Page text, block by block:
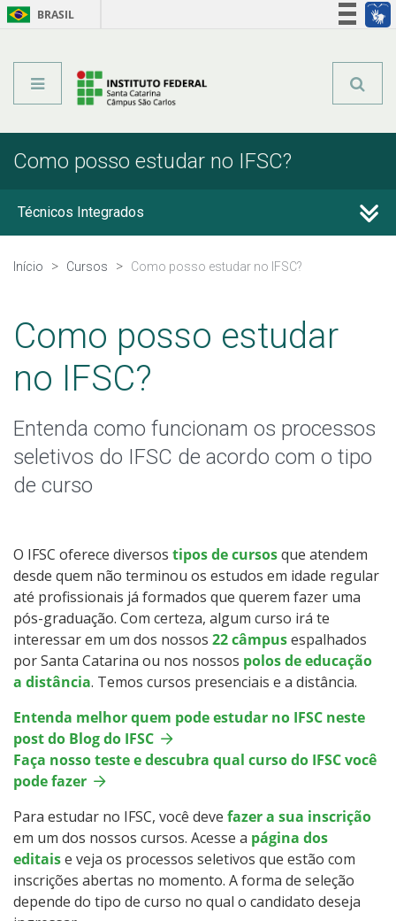
BRASIL
Como posso estudar no IFSC?
Técnicos Integrados
Técnicos Concomitantes
Qualificação Profissional e Idiomas
Graduação
Especialização
Todos os cursos
Processo de Inscrição
Resultados
Resultados das Vagas Remanescentes
Como posso estudar no IFSC?
Calendário de inscrições
Processos Seletivos
Início Cursos Como posso estudar no IFSC?
Como posso estudar
no IFSC?
Entenda como funcionam os processos
seletivos do IFSC de acordo com o tipo
de curso
O IFSC oferece diversos tipos de cursosque atendem
desde quem não terminou os estudos em idade regular
até profissionais já formados que querem fazer uma
pós-graduação. Com certeza, algum curso irá te
interessar em um dos nossos 22 câmpusespalhados
por Santa Catarina ou nos nossos polos de educação
a distância. Temos cursos presenciais e a distância.
Entenda melhor quem pode estudar no IFSC neste
post do Blog do IFSC
Faça nosso teste e descubra qual curso do IFSC você
pode fazer
Para estudar no IFSC, você deve fazer a sua inscrição
em um dos nossos cursos. Acesse a página dos
editaise veja os processos seletivos que estão com
inscrições abertas no momento. A forma de seleção
depende do tipo de curso no qual o candidato deseja